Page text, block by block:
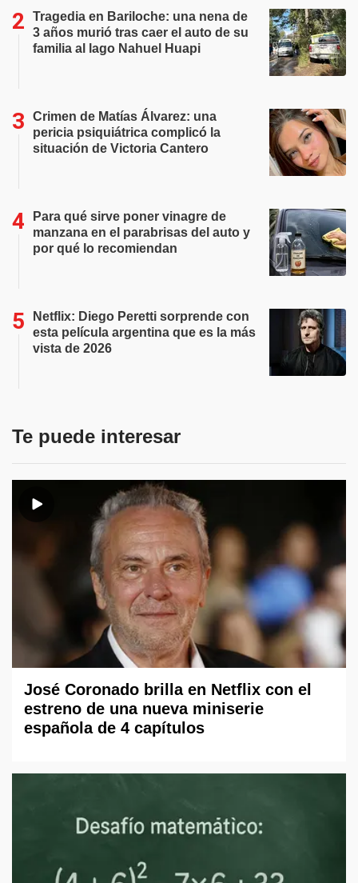
Tragedia en Bariloche: una nena de
3 años murió tras caer el auto de su
familia al lago Nahuel Huapi
Crimen de Matías Álvarez: una
pericia psiquiátrica complicó la
situación de Victoria Cantero
Para qué sirve poner vinagre de
manzana en el parabrisas del auto y
por qué lo recomiendan
Netflix: Diego Peretti sorprende con
esta película argentina que es la más
vista de 2026
Te puede interesar
José Coronado brilla en Netflix con el
estreno de una nueva miniserie
española de 4 capítulos